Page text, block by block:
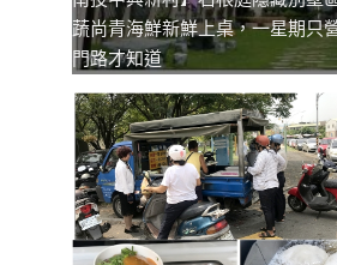
蔬尚青海鮮新鮮上桌，一星期只
門路才知道